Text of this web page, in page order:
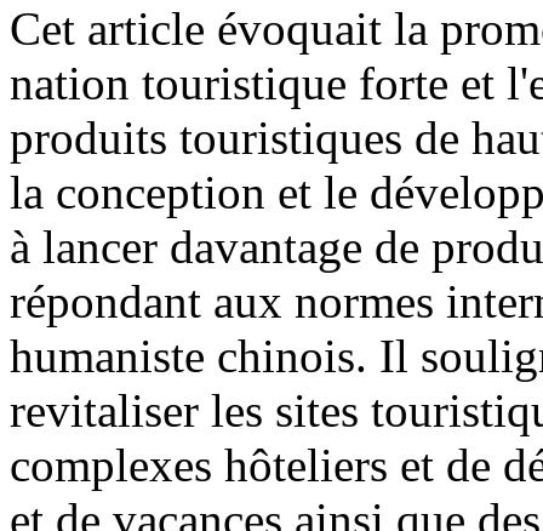
Cet article évoquait la
nation touristique forte et
produits touristiques de
la conception et le
à lancer davantage de
répondant aux normes
humaniste chinois. Il
revitaliser les sites
complexes hôteliers et de
et de vacances ainsi que